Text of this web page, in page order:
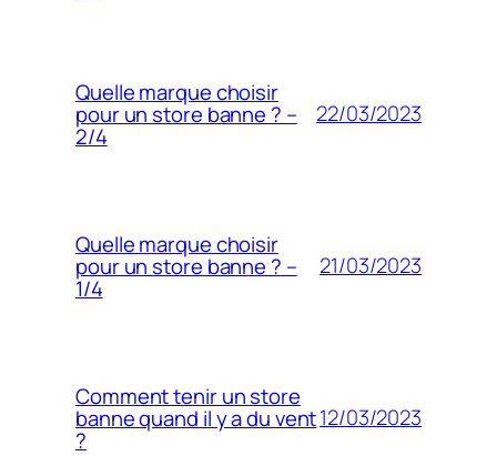
Quelle marque choisir
pour un store banne ? –
2/4
22/03/2023
Quelle marque choisir
pour un store banne ? –
1/4
21/03/2023
Comment tenir un store
banne quand il y a du vent
?
12/03/2023